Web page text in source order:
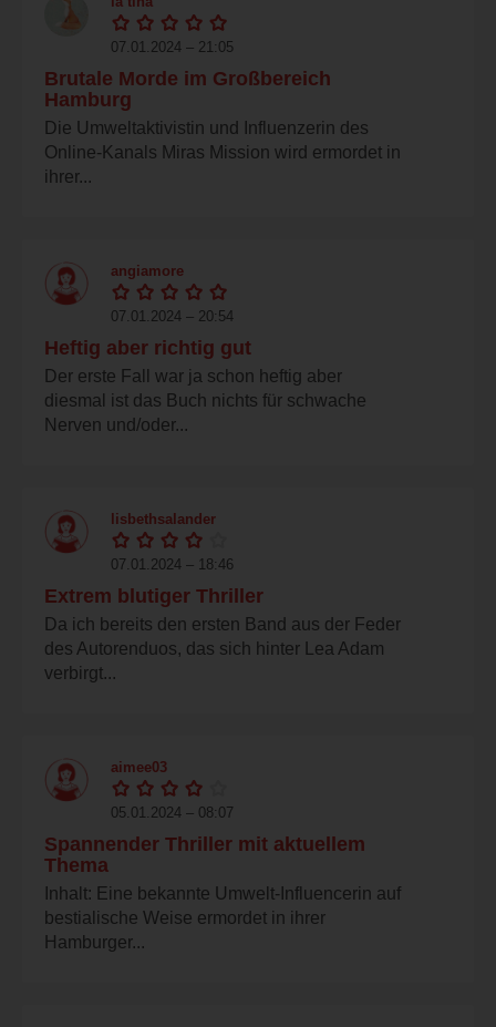
07.01.2024 – 21:05
Brutale Morde im Großbereich
Hamburg
Die Umweltaktivistin und Influenzerin des
Online-Kanals Miras Mission wird ermordet in
ihrer...
angiamore
07.01.2024 – 20:54
Heftig aber richtig gut
Der erste Fall war ja schon heftig aber
diesmal ist das Buch nichts für schwache
Nerven und/oder...
lisbethsalander
07.01.2024 – 18:46
Extrem blutiger Thriller
Da ich bereits den ersten Band aus der Feder
des Autorenduos, das sich hinter Lea Adam
verbirgt...
aimee03
05.01.2024 – 08:07
Spannender Thriller mit aktuellem
Thema
Inhalt: Eine bekannte Umwelt-Influencerin auf
bestialische Weise ermordet in ihrer
Hamburger...